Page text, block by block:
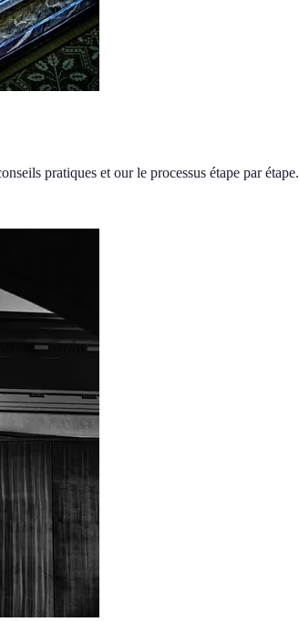
pratiques et our le processus étape par étape.